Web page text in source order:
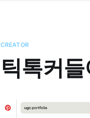
CREATOR
틱톡커